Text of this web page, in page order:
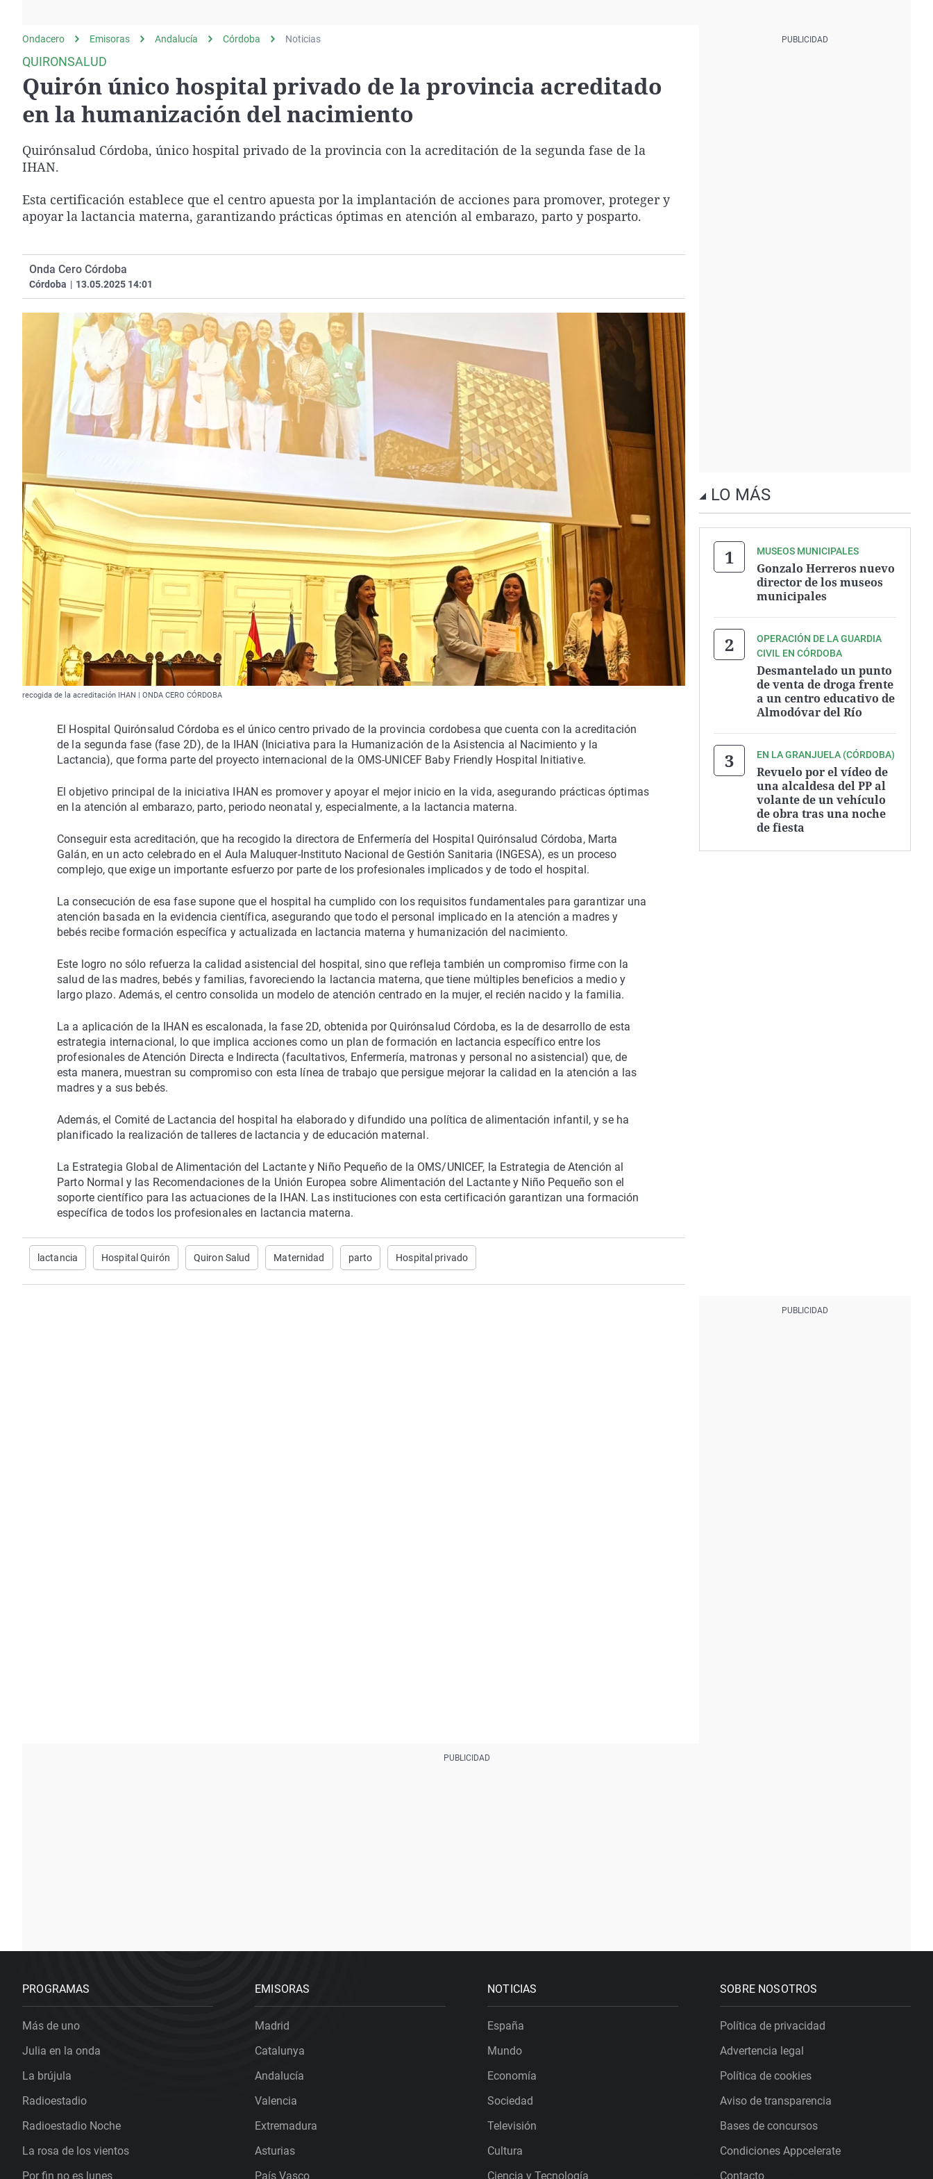
Operación Viuda
Negra
Navarra
País Vasco
Ondacero Emisoras Andalucía Córdoba Noticias
QUIRONSALUD
Quirón único hospital privado de la provincia acreditado
en la humanización del nacimiento
Quirónsalud Córdoba, único hospital privado de la provincia con la acreditación de la segunda fase de la
IHAN.
Esta certificación establece que el centro apuesta por la implantación de acciones para promover, proteger y
apoyar la lactancia materna, garantizando prácticas óptimas en atención al embarazo, parto y posparto.
Onda Cero Córdoba
Córdoba | 13.05.2025 14:01
recogida de la acreditación IHAN | ONDA CERO CÓRDOBA
El Hospital Quirónsalud Córdoba es el único centro privado de la provincia cordobesa que cuenta con la acreditación
de la segunda fase (fase 2D), de la IHAN (Iniciativa para la Humanización de la Asistencia al Nacimiento y la
Lactancia), que forma parte del proyecto internacional de la OMS-UNICEF Baby Friendly Hospital Initiative.
El objetivo principal de la iniciativa IHAN es promover y apoyar el mejor inicio en la vida, asegurando prácticas óptimas
en la atención al embarazo, parto, periodo neonatal y, especialmente, a la lactancia materna.
Conseguir esta acreditación, que ha recogido la directora de Enfermería del Hospital Quirónsalud Córdoba, Marta
Galán, en un acto celebrado en el Aula Maluquer-Instituto Nacional de Gestión Sanitaria (INGESA), es un proceso
complejo, que exige un importante esfuerzo por parte de los profesionales implicados y de todo el hospital.
La consecución de esa fase supone que el hospital ha cumplido con los requisitos fundamentales para garantizar una
atención basada en la evidencia científica, asegurando que todo el personal implicado en la atención a madres y
bebés recibe formación específica y actualizada en lactancia materna y humanización del nacimiento.
Este logro no sólo refuerza la calidad asistencial del hospital, sino que refleja también un compromiso firme con la
salud de las madres, bebés y familias, favoreciendo la lactancia materna, que tiene múltiples beneficios a medio y
largo plazo. Además, el centro consolida un modelo de atención centrado en la mujer, el recién nacido y la familia.
La a aplicación de la IHAN es escalonada, la fase 2D, obtenida por Quirónsalud Córdoba, es la de desarrollo de esta
estrategia internacional, lo que implica acciones como un plan de formación en lactancia específico entre los
profesionales de Atención Directa e Indirecta (facultativos, Enfermería, matronas y personal no asistencial) que, de
esta manera, muestran su compromiso con esta línea de trabajo que persigue mejorar la calidad en la atención a las
madres y a sus bebés.
Además, el Comité de Lactancia del hospital ha elaborado y difundido una política de alimentación infantil, y se ha
planificado la realización de talleres de lactancia y de educación maternal.
La Estrategia Global de Alimentación del Lactante y Niño Pequeño de la OMS/UNICEF, la Estrategia de Atención al
Parto Normal y las Recomendaciones de la Unión Europea sobre Alimentación del Lactante y Niño Pequeño son el
soporte científico para las actuaciones de la IHAN. Las instituciones con esta certificación garantizan una formación
específica de todos los profesionales en lactancia materna.
lactancia Hospital Quirón Quiron Salud Maternidad parto Hospital privado
LO MÁS
MUSEOS MUNICIPALES
Gonzalo Herreros nuevo
director de los museos
municipales
OPERACIÓN DE LA GUARDIA
CIVIL EN CÓRDOBA
Desmantelado un punto
de venta de droga frente
a un centro educativo de
Almodóvar del Río
EN LA GRANJUELA (CÓRDOBA)
Revuelo por el vídeo de
una alcaldesa del PP al
volante de un vehículo
de obra tras una noche
de fiesta
PROGRAMAS
Más de uno
Julia en la onda
La brújula
Radioestadio
Radioestadio Noche
La rosa de los vientos
Por fin no es lunes
EMISORAS
Madrid
Catalunya
Andalucía
Valencia
Extremadura
Asturias
País Vasco
NOTICIAS
España
Mundo
Economía
Sociedad
Televisión
Cultura
Ciencia y Tecnología
SOBRE NOSOTROS
Política de privacidad
Advertencia legal
Política de cookies
Aviso de transparencia
Bases de concursos
Condiciones Appcelerate
Contacto